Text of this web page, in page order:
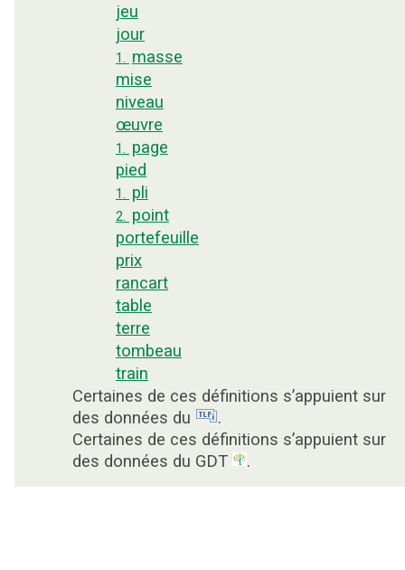
jeu
jour
1. masse
mise
niveau
œuvre
1. page
pied
1. pli
2. point
portefeuille
prix
rancart
table
terre
tombeau
train
Certaines de ces définitions s’appuient sur
des données du
.
Certaines de ces définitions s’appuient sur
des données du GDT
.